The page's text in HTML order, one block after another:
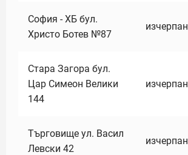
София - ХБ бул.
Христо Ботев №87
изчерпан
Стара Загора бул.
Цар Симеон Велики
144
изчерпан
Търговище ул. Васил
Левски 42
изчерпан